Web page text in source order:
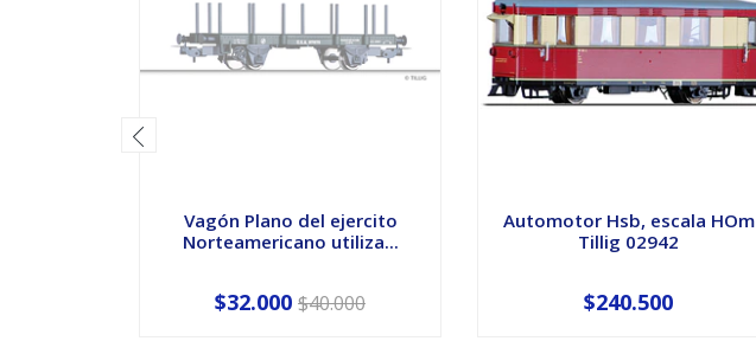
Vagón Plano del ejercito
Norteamericano utiliza...
$32.000 $40.000
Automotor Hsb, escala HOm
Tillig 02942
$240.500